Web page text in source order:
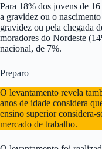
Para 18% dos jovens de
a gravidez ou o
gravidez ou pela chegada
moradores do Nordeste
nacional, de 7%.
Preparo
O levantamento revela
anos de idade considera
ensino superior considera-
mercado de trabalho.